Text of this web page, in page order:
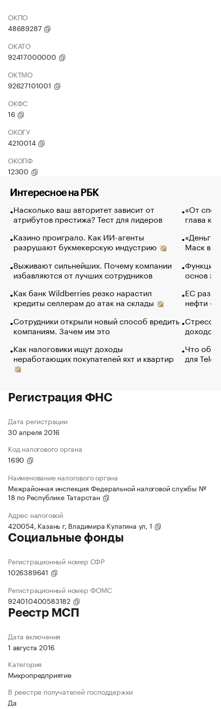
ОКПО
48689287
ОКАТО
92417000000
ОКТМО
92627101001
ОКФС
16
ОКОГУ
4210014
ОКОПФ
12300
Интересное на РБК
Насколько ваш авторитет зависит от
атрибутов престижа? Тест для лидеров
Казино проиграло. Как ИИ-агенты
разрушают букмекерскую индустрию
Выживают сильнейших. Почему компании
избавляются от лучших сотрудников
Как банк Wildberries резко нарастил
кредиты селлерам до атак на склады
Сотрудники открыли новый способ вредить
компаниям. Зачем им это
Как налоговики ищут доходы
неработающих покупателей яхт и квартир
«От
глава
«Деньги
Маск в
Функции
основ
ЕС
нефти —
Стресс
доходов
Что
для
Регистрация ФНС
Дата регистрации
30 апреля 2016
Код налогового органа
1690
Наименование налогового органа
Межрайонная инспекция Федеральной налоговой службы №
18 по Республике Татарстан
Адрес налоговой
420054, Казань г, Владимира Кулагина ул, 1
Социальные фонды
Регистрационный номер СФР
1026389641
Регистрационный номер ФОМС
924010400583182
Реестр МСП
Дата включения
1 августа 2016
Категория
Микропредприятие
В реестре получателей господдержки
Да